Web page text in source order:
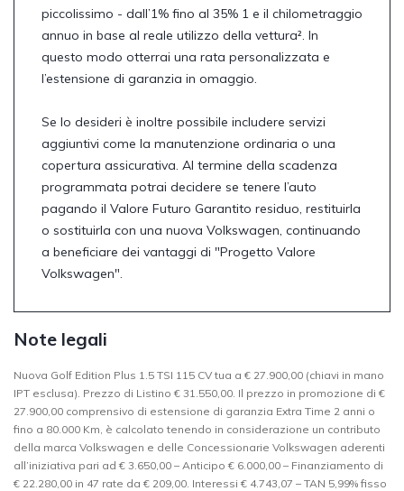
piccolissimo - dall’1% fino al 35% 1 e il chilometraggio
annuo in base al reale utilizzo della vettura². In
questo modo otterrai una rata personalizzata e
l’estensione di garanzia in omaggio.
Se lo desideri è inoltre possibile includere servizi
aggiuntivi come la manutenzione ordinaria o una
copertura assicurativa. Al termine della scadenza
programmata potrai decidere se tenere l’auto
pagando il Valore Futuro Garantito residuo, restituirla
o sostituirla con una nuova Volkswagen, continuando
a beneficiare dei vantaggi di "Progetto Valore
Volkswagen".
Note legali
Nuova Golf Edition Plus 1.5 TSI 115 CV tua a € 27.900,00 (chiavi in mano
IPT esclusa). Prezzo di Listino € 31.550,00. Il prezzo in promozione di €
27.900,00 comprensivo di estensione di garanzia Extra Time 2 anni o
fino a 80.000 Km, è calcolato tenendo in considerazione un contributo
della marca Volkswagen e delle Concessionarie Volkswagen aderenti
all’iniziativa pari ad € 3.650,00 – Anticipo € 6.000,00 – Finanziamento di
€ 22.280,00 in 47 rate da € 209,00. Interessi € 4.743,07 – TAN 5,99% fisso